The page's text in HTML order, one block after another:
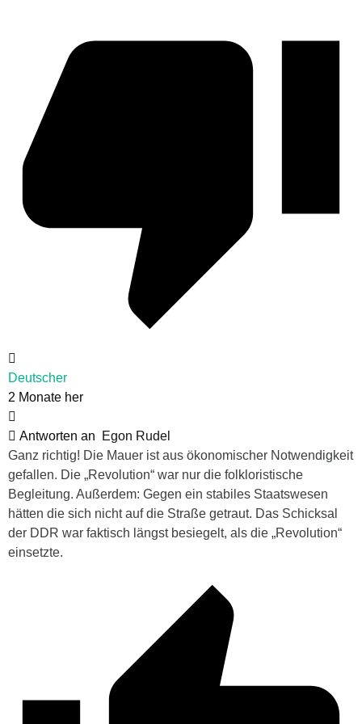
Deutscher
2 Monate her
Antworten an
Egon Rudel
Ganz richtig! Die Mauer ist aus ökonomischer Notwendigkeit
gefallen. Die „Revolution“ war nur die folkloristische
Begleitung. Außerdem: Gegen ein stabiles Staatswesen
hätten die sich nicht auf die Straße getraut. Das Schicksal
der DDR war faktisch längst besiegelt, als die „Revolution“
einsetzte.